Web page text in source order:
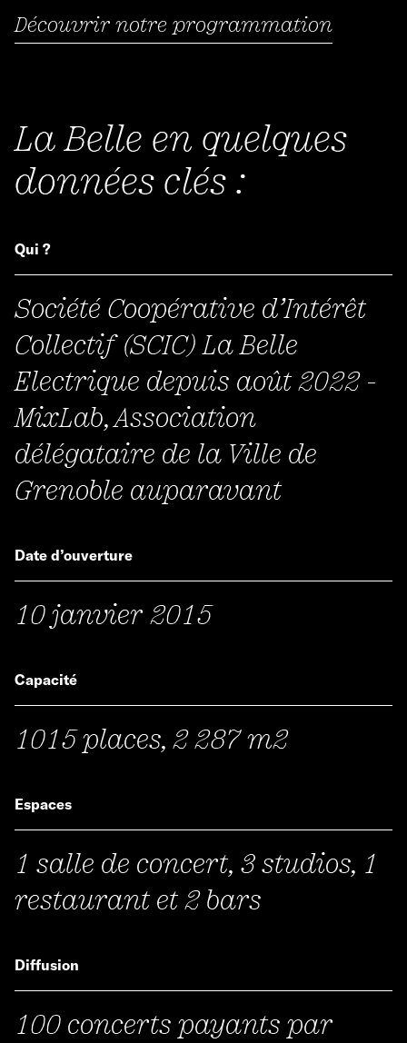
Découvrir notre programmation
La Belle en quelques
données clés :
Qui ?
Société Coopérative d’Intérêt
Collectif (SCIC) La Belle
Electrique depuis août 2022 -
MixLab, Association
délégataire de la Ville de
Grenoble auparavant
Date d’ouverture
10 janvier 2015
Capacité
1015 places, 2 287 m2
Espaces
1 salle de concert, 3 studios, 1
restaurant et 2 bars
Diffusion
100 concerts payants par